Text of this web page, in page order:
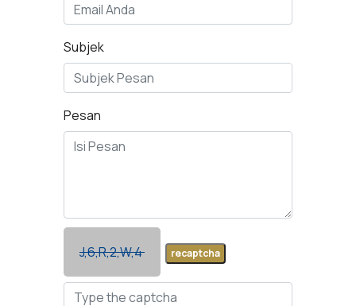
Subjek
Pesan
J,6,R,2,W,4 recaptcha